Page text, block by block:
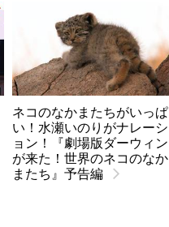
ネコのなかまたちがいっぱ
い！水瀬いのりがナレーシ
ョン！『劇場版ダーウィン
が来た！世界のネコのなか
またち』予告編